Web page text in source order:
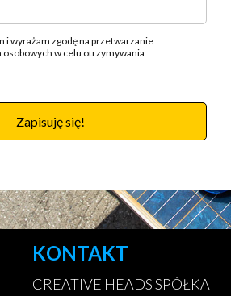
i wyrażam zgodę na przetwarzanie
osobowych w celu otrzymywania
Zapisuję się!
KONTAKT
CREATIVE HEADS SPÓŁKA